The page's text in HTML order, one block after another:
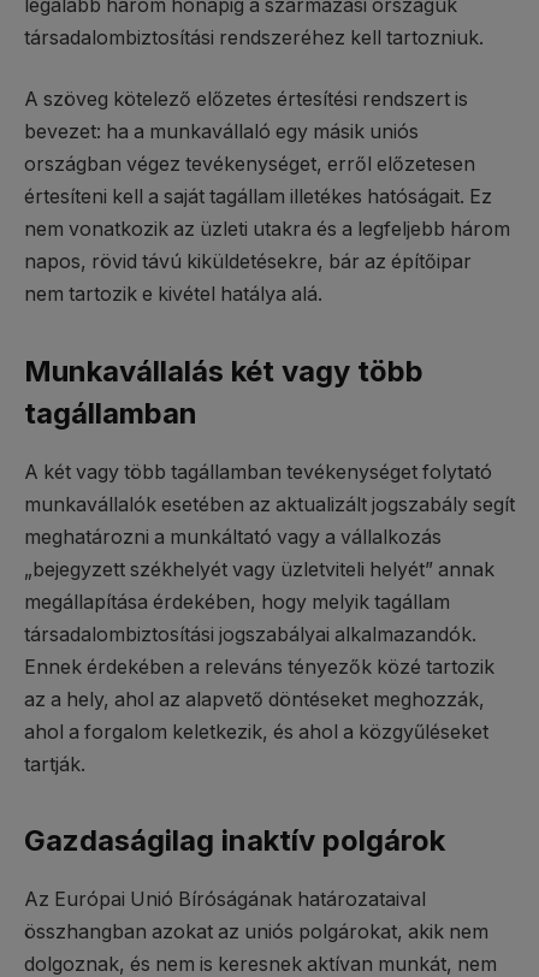
legalább három hónapig a származási országuk
társadalombiztosítási rendszeréhez kell tartozniuk.
A szöveg kötelező előzetes értesítési rendszert is
bevezet: ha a munkavállaló egy másik uniós
országban végez tevékenységet, erről előzetesen
értesíteni kell a saját tagállam illetékes hatóságait. Ez
nem vonatkozik az üzleti utakra és a legfeljebb három
napos, rövid távú kiküldetésekre, bár az építőipar
nem tartozik e kivétel hatálya alá.
Munkavállalás két vagy több
tagállamban
A két vagy több tagállamban tevékenységet folytató
munkavállalók esetében az aktualizált jogszabály segít
meghatározni a munkáltató vagy a vállalkozás
„bejegyzett székhelyét vagy üzletviteli helyét” annak
megállapítása érdekében, hogy melyik tagállam
társadalombiztosítási jogszabályai alkalmazandók.
Ennek érdekében a releváns tényezők közé tartozik
az a hely, ahol az alapvető döntéseket meghozzák,
ahol a forgalom keletkezik, és ahol a közgyűléseket
tartják.
Gazdaságilag inaktív polgárok
Az Európai Unió Bíróságának határozataival
összhangban azokat az uniós polgárokat, akik nem
dolgoznak, és nem is keresnek aktívan munkát, nem